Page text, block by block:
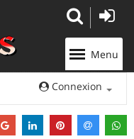
Menu
Connexion